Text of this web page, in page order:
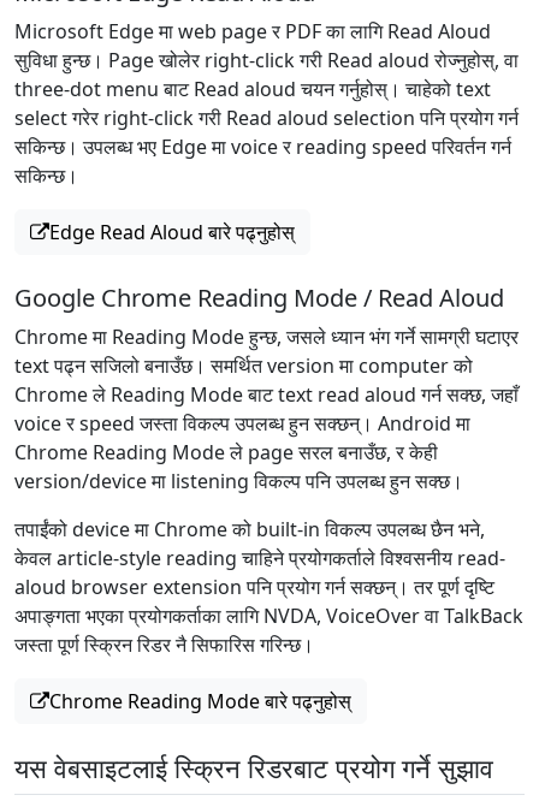
Microsoft Edge मा web page र PDF का लागि Read Aloud
सुविधा हुन्छ। Page खोलेर right-click गरी Read aloud रोज्नुहोस्, वा
three-dot menu बाट Read aloud चयन गर्नुहोस्। चाहेको text
select गरेर right-click गरी Read aloud selection पनि प्रयोग गर्न
सकिन्छ। उपलब्ध भए Edge मा voice र reading speed परिवर्तन गर्न
सकिन्छ।
Edge Read Aloud बारे पढ्नुहोस्
Google Chrome Reading Mode / Read Aloud
Chrome मा Reading Mode हुन्छ, जसले ध्यान भंग गर्ने सामग्री घटाएर
text पढ्न सजिलो बनाउँछ। समर्थित version मा computer को
Chrome ले Reading Mode बाट text read aloud गर्न सक्छ, जहाँ
voice र speed जस्ता विकल्प उपलब्ध हुन सक्छन्। Android मा
Chrome Reading Mode ले page सरल बनाउँछ, र केही
version/device मा listening विकल्प पनि उपलब्ध हुन सक्छ।
तपाईंको device मा Chrome को built-in विकल्प उपलब्ध छैन भने,
केवल article-style reading चाहिने प्रयोगकर्ताले विश्वसनीय read-
aloud browser extension पनि प्रयोग गर्न सक्छन्। तर पूर्ण दृष्टि
अपाङ्गता भएका प्रयोगकर्ताका लागि NVDA, VoiceOver वा TalkBack
जस्ता पूर्ण स्क्रिन रिडर नै सिफारिस गरिन्छ।
Chrome Reading Mode बारे पढ्नुहोस्
यस वेबसाइटलाई स्क्रिन रिडरबाट प्रयोग गर्ने सुझाव